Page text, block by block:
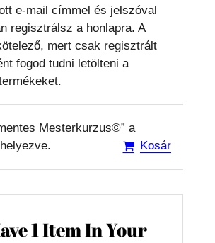
e-mail címmel és jelszóval
regisztrálsz a honlapra. A
mert csak regisztrált
fogod tudni letölteni a
Mesterkurzus©” a
Kosár
1 Item In Your